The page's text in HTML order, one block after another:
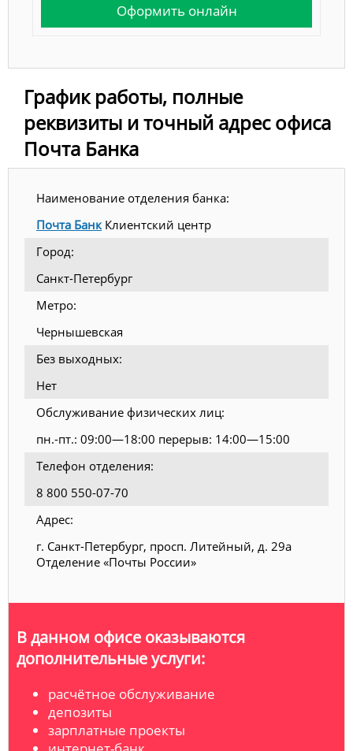
Оформить онлайн
График работы, полные
реквизиты и точный адрес офиса
Почта Банка
Наименование отделения банка:
Почта БанкКлиентский центр
Город:
Санкт-Петербург
Метро:
Чернышевская
Без выходных:
Нет
Обслуживание физических лиц:
пн.-пт.: 09:00—18:00 перерыв: 14:00—15:00
Телефон отделения:
8 800 550-07-70
Адрес:
г. Санкт-Петербург, просп. Литейный, д. 29а
Отделение «Почты России»
В данном офисе оказываются
дополнительные услуги:
расчётное обслуживание
депозиты
зарплатные проекты